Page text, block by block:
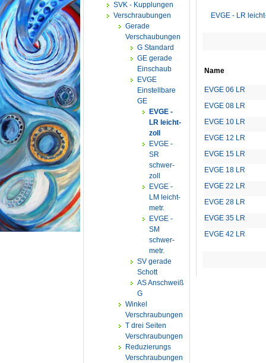
SVK - Kupplungen
Verschraubungen
Gerade
Verschaubungen
G Standard
GE gerade
Einschaub
EVGE
Einstellbare
GE
EVGE -
LR leicht-
zoll
EVGE -
SR
schwer-
zoll
EVGE -
LM leicht-
metr.
EVGE -
SM
schwer-
metr.
SV gerade
Schott
AS Anschweiß
G
Winkel
Verschraubungen
T drei Seiten
Verschraubungen
Reduzierungs
Verschraubungen
EVGE - LR
Name
EVGE 06 LR
EVGE 08 LR
EVGE 10 LR
EVGE 12 LR
EVGE 15 LR
EVGE 18 LR
EVGE 22 LR
EVGE 28 LR
EVGE 35 LR
EVGE 42 LR